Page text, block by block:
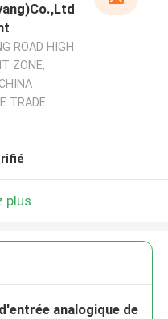
ROAD HIGH
ZONE,
TRADE
plus
analogique de